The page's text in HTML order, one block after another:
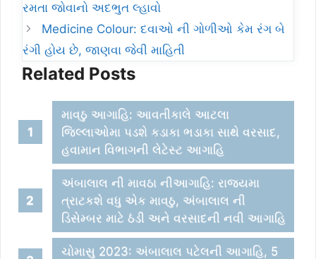
રમતા જોવાનો અદભુત લ્હાવો
Medicine Colour: દવાઓ ની ગોળીઓ કેમ રંગ બે
રંગી હોય છે, જાણવા જેવી માહિતી
Related Posts
માવઠુ આગાહિ: આવતીકાલે આટલા
જિલ્લાઓમા પડશે કડાકા ભડાકા સાથે વરસાદ,
હવામાન વિભાગની લેટેસ્ટ આગાહિ
અંબાલાલ ની માવઠા નીઆગાહિ: રાજયમા
ત્રાટકશે વધુ એક માવઠુ, અંબાલાલ ની
ડિસેમ્બર માટે ઠંડી અને વરસાદની નવી આગાહિ
ચોમાસુ 2023: અંબાલાલ પટેલની આગાહિ, 5